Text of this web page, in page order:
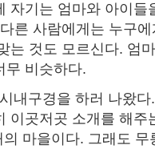
자기는 엄마와 아이들
른 사람에게는 누구
는 것도 모르신다. 엄
무 비슷하다.
내구경을 하러 나왔
이곳저곳 소개를 해주
마을이다. 그래도 무